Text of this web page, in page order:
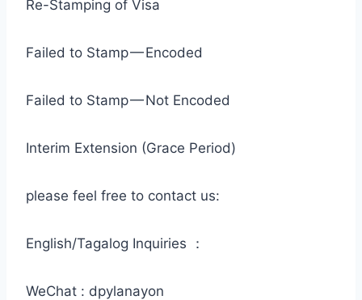
Re-Stamping of Visa
Failed to Stamp — Encoded
Failed to Stamp — Not Encoded
Interim Extension (Grace Period)
please feel free to contact us:
English/Tagalog Inquiries ：
WeChat : dpylanayon